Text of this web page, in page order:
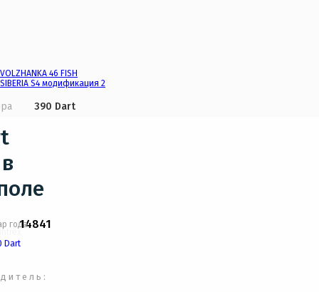
VOLZHANKA 46 FISH
SIBERIA S4 модификация 2
390 Dart
14841